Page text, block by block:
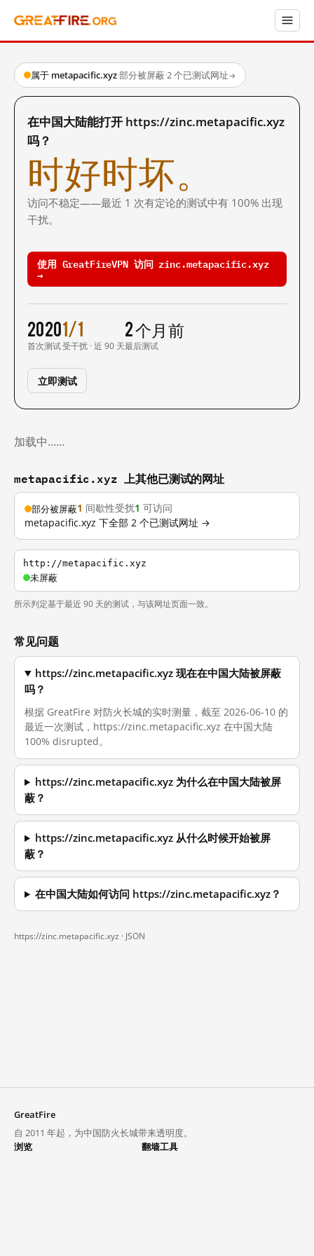
属于 metapacific.xyz·部分被屏蔽·2 个已测试网址→
在中国大陆能打开 https://zinc.metapacific.xyz
吗？
时好时坏。
访问不稳定——最近 1 次有定论的测试中有 100% 出现
干扰。
使用 GreatFireVPN 访问 zinc.metapacific.xyz
→
2020
首次测试
1/1
受干扰 · 近 90 天
2 个月前
最后测试
立即测试
加载中……
metapacific.xyz 上其他已测试的网址
部分被屏蔽1 间歇性受扰1 可访问
metapacific.xyz 下全部 2 个已测试网址 →
http://metapacific.xyz
未屏蔽
所示判定基于最近 90 天的测试，与该网址页面一致。
常见问题
https://zinc.metapacific.xyz 现在在中国大陆被屏蔽
吗？
根据 GreatFire 对防火长城的实时测量，截至 2026-06-10 的
最近一次测试，https://zinc.metapacific.xyz 在中国大陆
100% disrupted。
https://zinc.metapacific.xyz 为什么在中国大陆被屏
蔽？
https://zinc.metapacific.xyz 从什么时候开始被屏
蔽？
在中国大陆如何访问 https://zinc.metapacific.xyz？
https://zinc.metapacific.xyz · JSON
GreatFire
自 2011 年起，为中国防火长城带来透明度。
浏览
翻墙工具